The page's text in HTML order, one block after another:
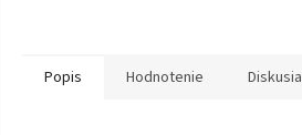
Popis Hodnotenie Diskusia